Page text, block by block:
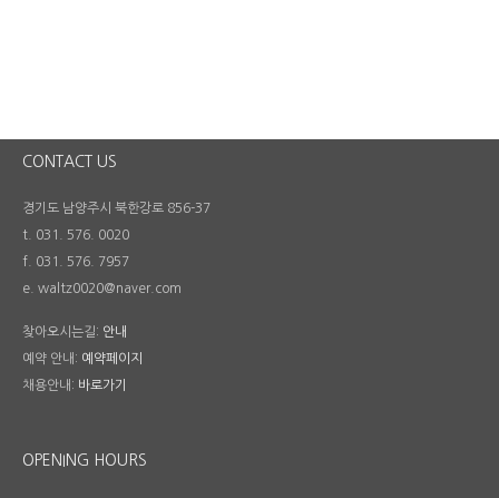
CONTACT US
경기도 남양주시 북한강로 856-37
t. 031. 576. 0020
f. 031. 576. 7957
e. waltz0020@naver.com
찾아오시는길: 안내
예약 안내: 예약페이지
채용안내: 바로가기
OPENING HOURS